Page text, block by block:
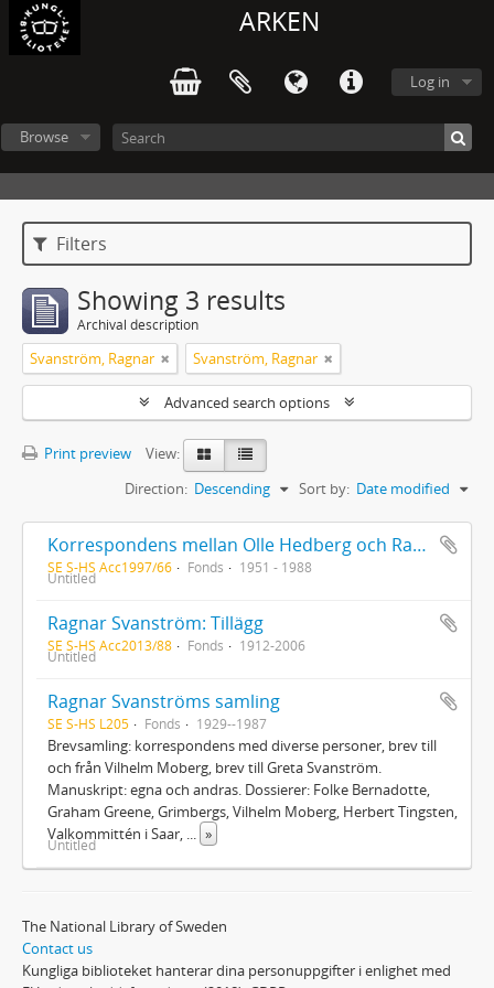
ARKEN
Log in
Browse
Filters
Showing 3 results
Archival description
Svanström, Ragnar Svanström, Ragnar
Advanced search options
Print preview
View:
Sort by: Date modified
Direction: Descending
Korrespondens mellan Olle Hedberg och Ragnar Svanström, förteckning över brev mellan Olle Hedberg och Ragnar Svanström, korrespondens mellan Vilgot Sjöman och Ragnar Svanström rörande Olle Hedberg, material rörande Olle Hedberg, material från Elisabeth Cederschiöld rörande Olle Hedberg
SE S-HS Acc1997/66 Fonds 1951 - 1988
Untitled
Ragnar Svanström: Tillägg
SE S-HS Acc2013/88 Fonds 1912-2006
Untitled
Ragnar Svanströms samling
SE S-HS L205 Fonds 1929--1987
Brevsamling: korrespondens med diverse personer, brev till
och från Vilhelm Moberg, brev till Greta Svanström.
Manuskript: egna och andras. Dossierer: Folke Bernadotte,
Graham Greene, Grimbergs, Vilhelm Moberg, Herbert Tingsten,
Valkommittén i Saar,
»
Untitled
The National Library of Sweden
Contact us
Kungliga biblioteket hanterar dina personuppgifter i enlighet med